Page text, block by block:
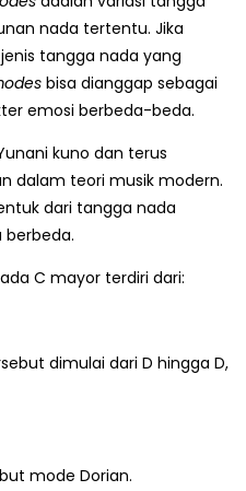
nada tertentu. Jika
tangga nada yang
bisa dianggap sebagai
emosi berbeda-beda.
kuno dan terus
dalam teori musik modern.
dari tangga nada
C mayor terdiri dari:
dimulai dari D hingga D,
mode Dorian.